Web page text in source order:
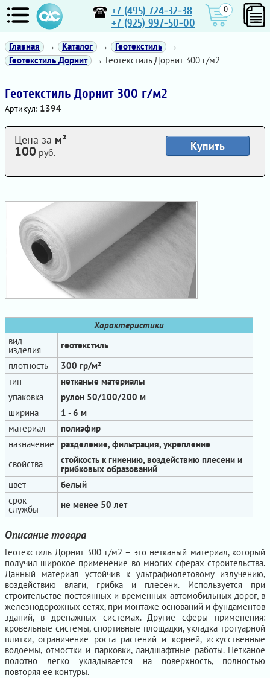
+7 (495) 724-32-38
+7 (925) 997-50-00
0
Главная → Каталог → Геотекстиль
→
Геотекстиль Дорнит
→ Геотекстиль Дорнит 300 г/м2
Геотекстиль Дорнит 300 г/м2
Артикул: 1394
Характеристики
вид
изделия
геотекстиль
плотность
300 гр/м²
тип
нетканые материалы
упаковка
рулон 50/100/200 м
ширина
1 - 6 м
материал
полиэфир
назначение
разделение, фильтрация, укрепление
свойства
стойкость к гниению, воздействию плесени и
грибковых образований
цвет
белый
срок
службы не менее 50 лет
Купить
Цена за м²
100 руб.
Описание товара
Геотекстиль Дорнит 300 г/м2 – это нетканый материал, который
получил широкое применение во многих сферах строительства.
Данный материал устойчив к ультрафиолетовому излучению,
воздействию влаги, грибка и плесени. Используется при
строительстве постоянных и временных автомобильных дорог, в
железнодорожных сетях, при монтаже оснований и фундаментов
зданий, в дренажных системах. Другие сферы применения:
кровельные системы, спортивные площадки, укладка тротуарной
плитки, ограничение роста растений и корней, искусственные
водоемы, отмостки и парковки, ландшафтные работы. Нетканое
полотно легко укладывается на поверхность, полностью
повторяя ее контуры.